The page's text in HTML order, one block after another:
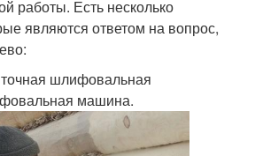
работы. Есть несколько
являются ответом на вопрос,
шлифовальная
машина.